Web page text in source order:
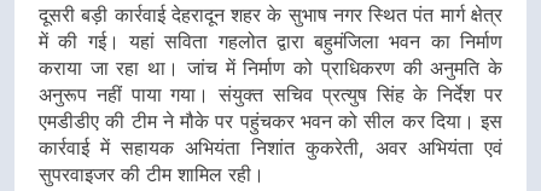
दूसरी बड़ी कार्रवाई देहरादून शहर के सुभाष नगर स्थित पंत मार्ग क्षेत्र
में की गई। यहां सविता गहलोत द्वारा बहुमंजिला भवन का निर्माण
कराया जा रहा था। जांच में निर्माण को प्राधिकरण की अनुमति के
अनुरूप नहीं पाया गया। संयुक्त सचिव प्रत्युष सिंह के निर्देश पर
एमडीडीए की टीम ने मौके पर पहुंचकर भवन को सील कर दिया। इस
कार्रवाई में सहायक अभियंता निशांत कुकरेती, अवर अभियंता एवं
सुपरवाइजर की टीम शामिल रही।